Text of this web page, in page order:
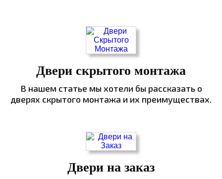
Двери скрытого монтажа
В нашем статье мы хотели бы рассказать о
дверях скрытого монтажа и их преимуществах.
Двери на заказ